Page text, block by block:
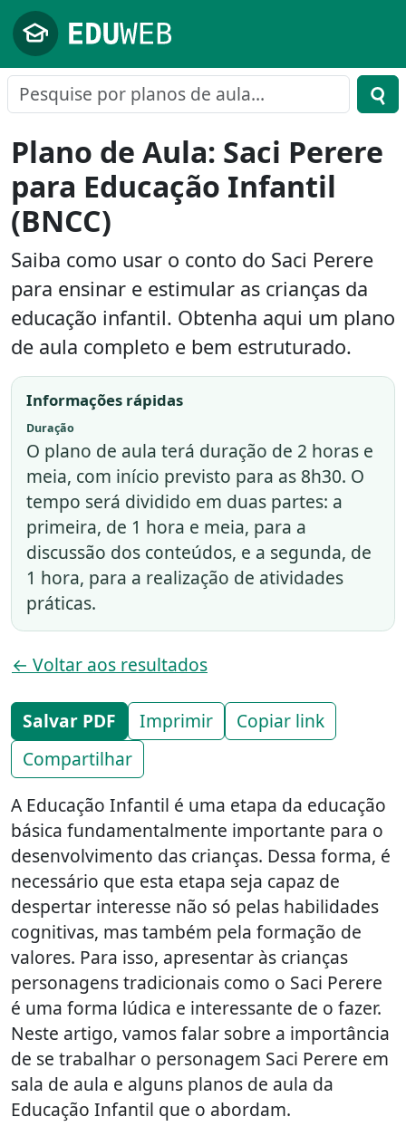
Pular para o conteúdo principal
Plano de Aula: Saci Perere
para Educação Infantil
(BNCC)
Saiba como usar o conto do Saci Perere
para ensinar e estimular as crianças da
educação infantil. Obtenha aqui um plano
de aula completo e bem estruturado.
Informações rápidas
Duração
O plano de aula terá duração de 2 horas e
meia, com início previsto para as 8h30. O
tempo será dividido em duas partes: a
primeira, de 1 hora e meia, para a
discussão dos conteúdos, e a segunda, de
1 hora, para a realização de atividades
práticas.
← Voltar aos resultados
Salvar PDF Imprimir
Copiar link
Compartilhar
A Educação Infantil é uma etapa da educação
básica fundamentalmente importante para o
desenvolvimento das crianças. Dessa forma, é
necessário que esta etapa seja capaz de
despertar interesse não só pelas habilidades
cognitivas, mas também pela formação de
valores. Para isso, apresentar às crianças
personagens tradicionais como o Saci Perere
é uma forma lúdica e interessante de o fazer.
Neste artigo, vamos falar sobre a importância
de se trabalhar o personagem Saci Perere em
sala de aula e alguns planos de aula da
Educação Infantil que o abordam.